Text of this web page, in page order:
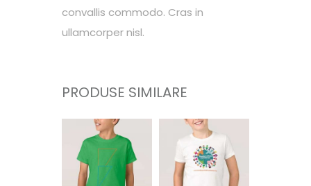
convallis commodo. Cras in
ullamcorper nisl.
PRODUSE SIMILARE